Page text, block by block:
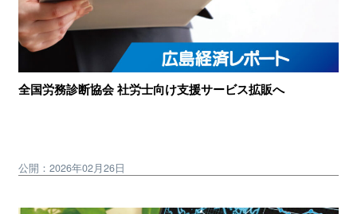
全国労務診断協会 社労士向け支援サービス拡販へ
公開：2026年02月26日